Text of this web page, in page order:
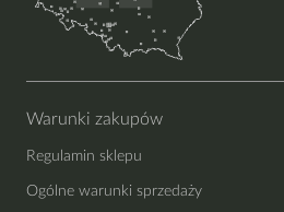
Warunki zakupów
Regulamin sklepu
Ogólne warunki sprzedaży